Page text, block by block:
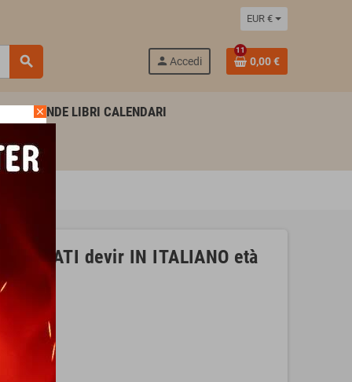
EUR €
search person Accedi
11
0,00 €
AGENDE LIBRI CALENDARI
PIRATI devir IN ITALIANO età
close